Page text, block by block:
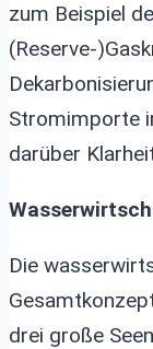
zum Beispiel
(Reserve-
Stromimporte
darüber
Die
drei große